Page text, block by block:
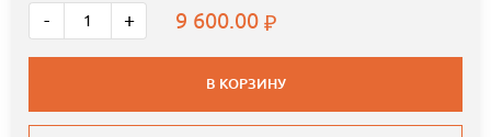
- + 9 600.00
В КОРЗИНУ